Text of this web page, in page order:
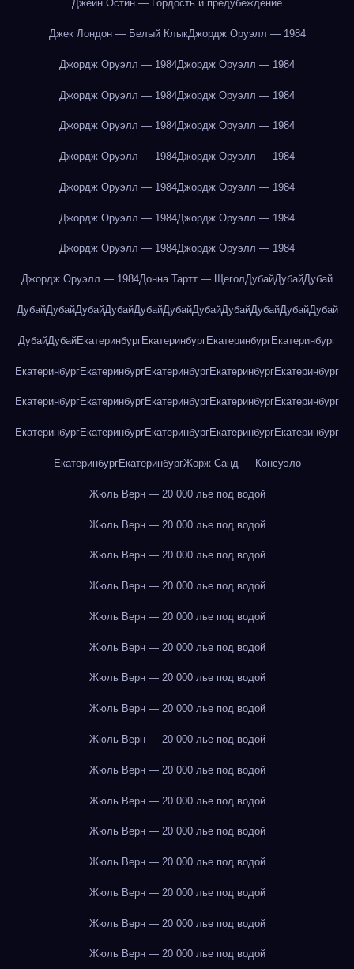
Джейн Остин — Гордость и предубеждение
Джек Лондон — Белый КлыкДжордж Оруэлл — 1984
Джордж Оруэлл — 1984Джордж Оруэлл — 1984
Джордж Оруэлл — 1984Джордж Оруэлл — 1984
Джордж Оруэлл — 1984Джордж Оруэлл — 1984
Джордж Оруэлл — 1984Джордж Оруэлл — 1984
Джордж Оруэлл — 1984Джордж Оруэлл — 1984
Джордж Оруэлл — 1984Джордж Оруэлл — 1984
Джордж Оруэлл — 1984Джордж Оруэлл — 1984
Джордж Оруэлл — 1984Донна Тартт — ЩеголДубайДубайДубай
ДубайДубайДубайДубайДубайДубайДубайДубайДубайДубайДубай
ДубайДубайЕкатеринбургЕкатеринбургЕкатеринбургЕкатеринбург
ЕкатеринбургЕкатеринбургЕкатеринбургЕкатеринбургЕкатеринбург
ЕкатеринбургЕкатеринбургЕкатеринбургЕкатеринбургЕкатеринбург
ЕкатеринбургЕкатеринбургЕкатеринбургЕкатеринбургЕкатеринбург
ЕкатеринбургЕкатеринбургЖорж Санд — Консуэло
Жюль Верн — 20 000 лье под водой
Жюль Верн — 20 000 лье под водой
Жюль Верн — 20 000 лье под водой
Жюль Верн — 20 000 лье под водой
Жюль Верн — 20 000 лье под водой
Жюль Верн — 20 000 лье под водой
Жюль Верн — 20 000 лье под водой
Жюль Верн — 20 000 лье под водой
Жюль Верн — 20 000 лье под водой
Жюль Верн — 20 000 лье под водой
Жюль Верн — 20 000 лье под водой
Жюль Верн — 20 000 лье под водой
Жюль Верн — 20 000 лье под водой
Жюль Верн — 20 000 лье под водой
Жюль Верн — 20 000 лье под водой
Жюль Верн — 20 000 лье под водой